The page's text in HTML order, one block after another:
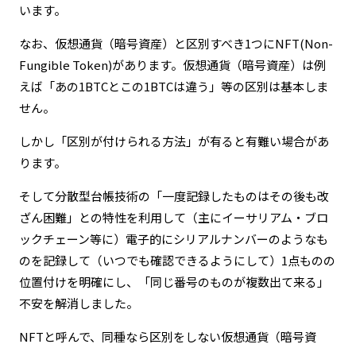
います。
なお、仮想通貨（暗号資産）と区別すべき1つにNFT(Non-
Fungible Token)があります。仮想通貨（暗号資産）は例
えば「あの1BTCとこの1BTCは違う」等の区別は基本しま
せん。
しかし「区別が付けられる方法」が有ると有難い場合があ
ります。
そして分散型台帳技術の「一度記録したものはその後も改
ざん困難」との特性を利用して（主にイーサリアム・ブロ
ックチェーン等に）電子的にシリアルナンバーのようなも
のを記録して（いつでも確認できるようにして）1点ものの
位置付けを明確にし、「同じ番号のものが複数出て来る」
不安を解消しました。
NFTと呼んで、同種なら区別をしない仮想通貨（暗号資